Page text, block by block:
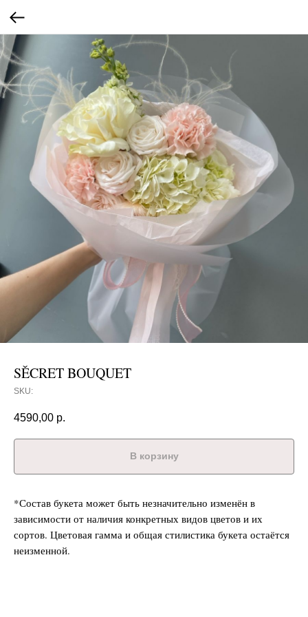
SĚCRET BOUQUET
SKU:
4590,00 р.
В корзину
*Состав букета может быть незначительно изменён в
зависимости от наличия конкретных видов цветов и их
сортов. Цветовая гамма и общая стилистика букета остаётся
неизменной.